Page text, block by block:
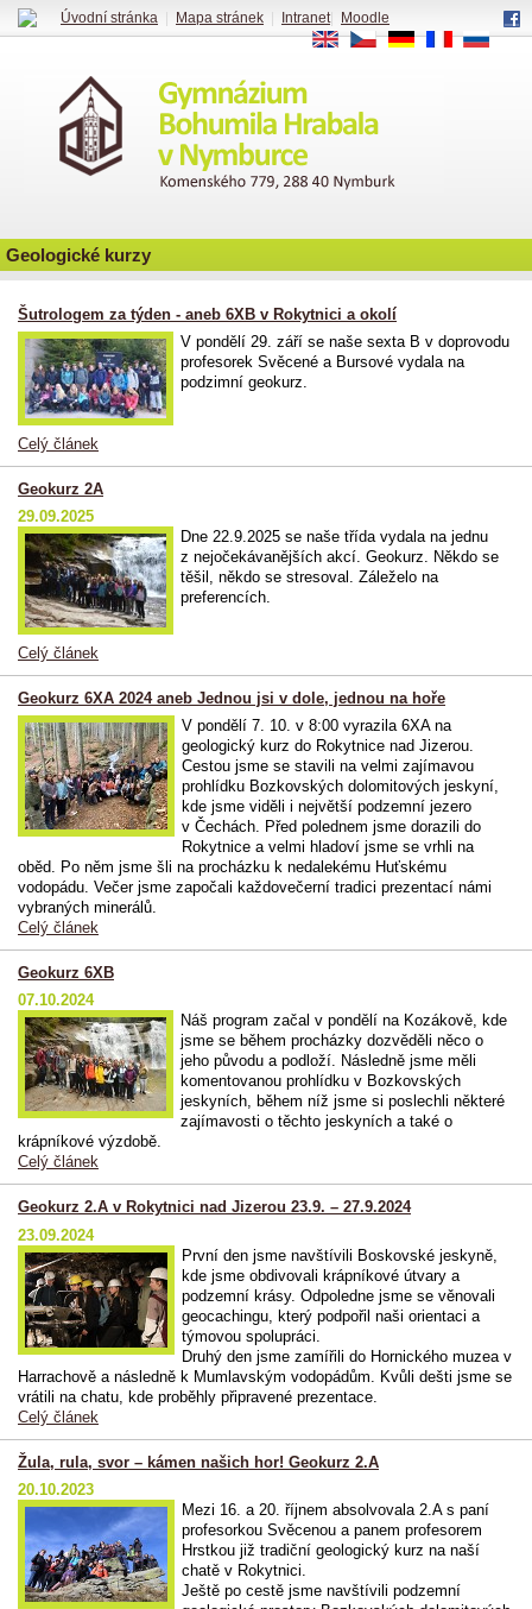
Geologické kurzy
Šutrologem za týden - aneb 6XB v Rokytnici a okolí
V pondělí 29. září se naše sexta B v doprovodu
profesorek Svěcené a Bursové vydala na
podzimní geokurz.
Celý článek
Geokurz 2A
29.09.2025
Dne 22.9.2025 se naše třída vydala na jednu
z nejočekávanějších akcí. Geokurz. Někdo se
těšil, někdo se stresoval. Záleželo na
preferencích.
Celý článek
Geokurz 6XA 2024 aneb Jednou jsi v dole, jednou na hoře
V pondělí 7. 10. v 8:00 vyrazila 6XA na
geologický kurz do Rokytnice nad Jizerou.
Cestou jsme se stavili na velmi zajímavou
prohlídku Bozkovských dolomitových jeskyní,
kde jsme viděli i největší podzemní jezero
v Čechách. Před polednem jsme dorazili do
Rokytnice a velmi hladoví jsme se vrhli na
oběd. Po něm jsme šli na procházku k nedalekému Huťskému
vodopádu. Večer jsme započali každovečerní tradici prezentací námi
vybraných minerálů.
Celý článek
Geokurz 6XB
07.10.2024
Náš program začal v pondělí na Kozákově, kde
jsme se během procházky dozvěděli něco o
jeho původu a podloží. Následně jsme měli
komentovanou prohlídku v Bozkovských
jeskyních, během níž jsme si poslechli některé
zajímavosti o těchto jeskyních a také o
krápníkové výzdobě.
Celý článek
Geokurz 2.A v Rokytnici nad Jizerou 23.9. – 27.9.2024
23.09.2024
První den jsme navštívili Boskovské jeskyně,
kde jsme obdivovali krápníkové útvary a
podzemní krásy. Odpoledne jsme se věnovali
geocachingu, který podpořil naši orientaci a
týmovou spolupráci.
Druhý den jsme zamířili do Hornického muzea v
Harrachově a následně k Mumlavským vodopádům. Kvůli dešti jsme se
vrátili na chatu, kde proběhly připravené prezentace.
Celý článek
Žula, rula, svor – kámen našich hor! Geokurz 2.A
20.10.2023
Mezi 16. a 20. říjnem absolvovala 2.A s paní
profesorkou Svěcenou a panem profesorem
Hrstkou již tradiční geologický kurz na naší
chatě v Rokytnici.
Ještě po cestě jsme navštívili podzemní
Úvodní stránka Mapa stránek Intranet|
Moodle
EN
CS DE FR RU